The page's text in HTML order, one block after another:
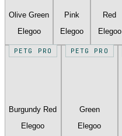
Olive Green
Elegoo
Pink
Elegoo
Red
Elegoo
PETG PRO
Burgundy Red
Elegoo
PETG PRO
Green
Elegoo